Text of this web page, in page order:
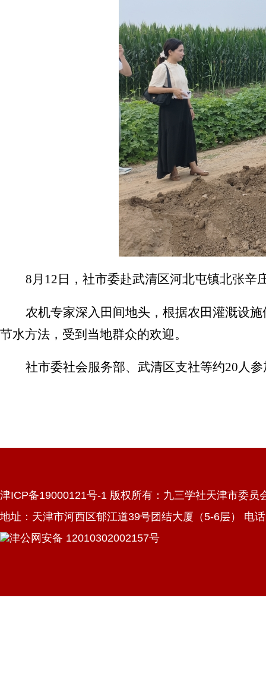
8月12日，社市委赴武清区河北屯镇北张辛
农机专家深入田间地头，根据农田灌溉设
节水方法，受到当地群众的欢迎。
社市委社会服务部、武清区支社等约20人
津ICP备19000121号-1 版权所有：九三学社天津市委员
地址：天津市河西区郁江道39号团结大厦（5-6层） 电
津公网安备 12010302002157号